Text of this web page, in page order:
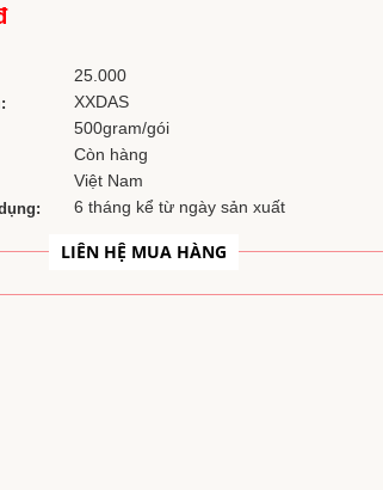
25.000
XXDAS
500gram/gói
Còn hàng
Việt Nam
6 tháng kể từ ngày sản xuất
LIÊN HỆ MUA HÀNG